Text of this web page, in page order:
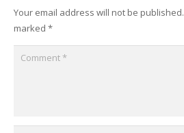
Your email address will not be published.
marked *